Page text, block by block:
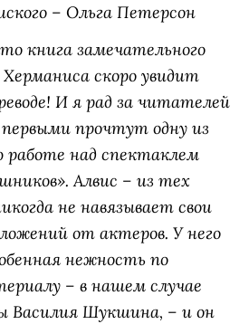
– Ольга Петерсон
книга замечательного
скоро увидит
И я рад за читателей
прочтут одну из
работе над спектаклем
Алвис – из тех
не навязывает свои
от актеров. У него
нежность по
– в нашем случае
Василия Шукшина, – и он